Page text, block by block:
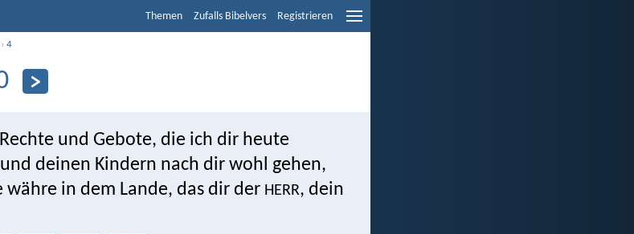
Themen Zufalls Bibelvers Registrieren
›4
und Gebote, die ich dir heute
deinen Kindern nach dir wohl gehen,
währe in dem Lande, das dir der HERR, dein